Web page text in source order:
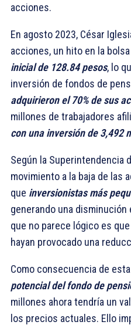
acciones.
En agosto 2023, César
acciones, un hito en la
inicial de 128.84 pesos, lo
inversión de fondos de
adquirieron el 70% de sus
millones de trabajadores
con una inversión de 3,492
Según la Superintendencia
movimiento a la baja de las
que inversionistas más
generando una disminución
que no parece lógico es
hayan provocado una
Como consecuencia de
potencial del fondo de
millones ahora tendría un
los precios actuales. Ello